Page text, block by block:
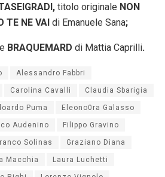
, titolo originale NON
TE NE VAI di Emanuele Sana;
BRAQUEMARD di Mattia Caprilli.
Alessandro Fabbri
Carolina Cavalli Claudia Sbarigia
Puma Eleono0ra Galasso
Audenino Filippo Gravino
Solinas Graziano Diana
Macchia Laura Luchetti